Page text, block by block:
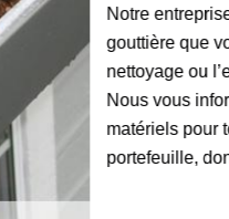
Notre entreprise
gouttière que vous
nettoyage ou
Nous vous
matériels pour
portefeuille, donc de